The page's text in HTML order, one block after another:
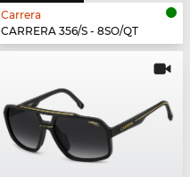
Carrera
CARRERA 356/S - 8SO/QT